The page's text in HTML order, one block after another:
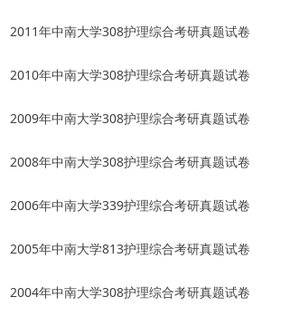
2011年中南大学308护理综合考研真题试卷
2010年中南大学308护理综合考研真题试卷
2009年中南大学308护理综合考研真题试卷
2008年中南大学308护理综合考研真题试卷
2006年中南大学339护理综合考研真题试卷
2005年中南大学813护理综合考研真题试卷
2004年中南大学308护理综合考研真题试卷